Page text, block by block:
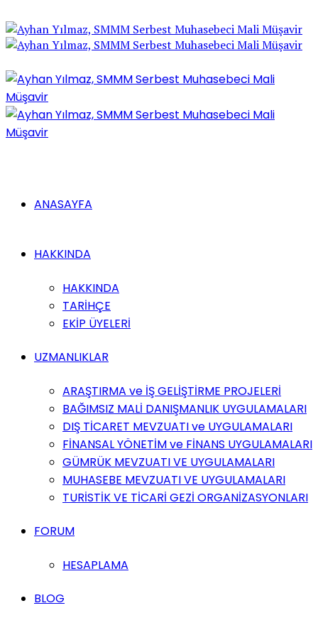
ANASAYFA
HAKKINDA
HAKKINDA
TARİHÇE
EKİP ÜYELERİ
UZMANLIKLAR
ARAŞTIRMA ve İŞ GELİŞTİRME PROJELERİ
BAĞIMSIZ MALİ DANIŞMANLIK UYGULAMALARI
DIŞ TİCARET MEVZUATI ve UYGULAMALARI
FİNANSAL YÖNETİM ve FİNANS UYGULAMALARI
GÜMRÜK MEVZUATI VE UYGULAMALARI
MUHASEBE MEVZUATI VE UYGULAMALARI
TURİSTİK VE TİCARİ GEZİ ORGANİZASYONLARI
FORUM
HESAPLAMA
BLOG